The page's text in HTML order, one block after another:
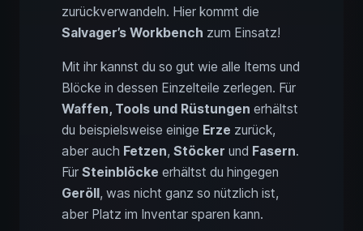
zurückverwandeln. Hier kommt die
Salvager’s Workbench zum Einsatz!
Mit ihr kannst du so gut wie alle Items und
Blöcke in dessen Einzelteile zerlegen. Für
Waffen, Tools und Rüstungen erhältst
du beispielsweise einige Erze zurück,
aber auch Fetzen, Stöcker und Fasern.
Für Steinblöcke erhältst du hingegen
Geröll , was nicht ganz so nützlich ist,
aber Platz im Inventar sparen kann.